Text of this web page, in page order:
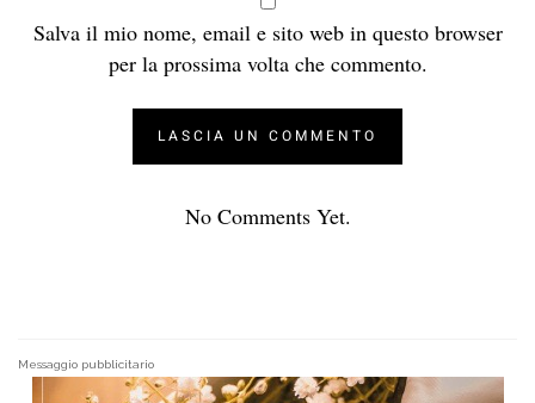
Salva il mio nome, email e sito web in questo browser
per la prossima volta che commento.
No Comments Yet.
Messaggio pubblicitario